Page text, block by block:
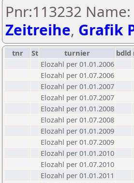
Pnr:113232
Zeitreihe, Grafik
tnr St turnier bdld
Elozahl per 01.01.2006
Elozahl per 01.07.2006
Elozahl per 01.01.2007
Elozahl per 01.07.2007
Elozahl per 01.01.2008
Elozahl per 01.07.2008
Elozahl per 01.01.2009
Elozahl per 01.07.2009
Elozahl per 01.01.2010
Elozahl per 01.07.2010
Elozahl per 01.01.2011